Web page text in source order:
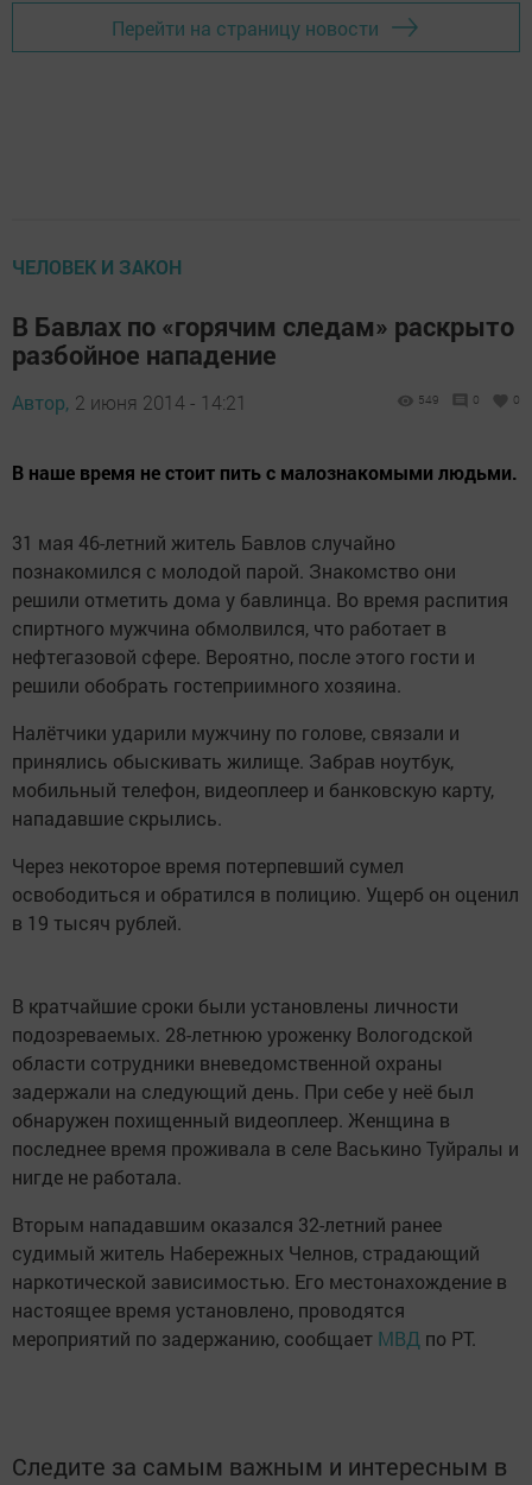
Перейти на страницу новости
ЧЕЛОВЕК И ЗАКОН
В Бавлах по «горячим следам» раскрыто
разбойное нападение
Автор, 2 июня 2014 - 14:21 549 0 0
В наше время не стоит пить с малознакомыми людьми.
31 мая 46-летний житель Бавлов случайно
познакомился с молодой парой. Знакомство они
решили отметить дома у бавлинца. Во время распития
спиртного мужчина обмолвился, что работает в
нефтегазовой сфере. Вероятно, после этого гости и
решили обобрать гостеприимного хозяина.
Налётчики ударили мужчину по голове, связали и
принялись обыскивать жилище. Забрав ноутбук,
мобильный телефон, видеоплеер и банковскую карту,
нападавшие скрылись.
Через некоторое время потерпевший сумел
освободиться и обратился в полицию. Ущерб он оценил
в 19 тысяч рублей.
В кратчайшие сроки были установлены личности
подозреваемых. 28-летнюю уроженку Вологодской
области сотрудники вневедомственной охраны
задержали на следующий день. При себе у неё был
обнаружен похищенный видеоплеер. Женщина в
последнее время проживала в селе Васькино Туйралы и
нигде не работала.
Вторым нападавшим оказался 32-летний ранее
судимый житель Набережных Челнов, страдающий
наркотической зависимостью. Его местонахождение в
настоящее время установлено, проводятся
мероприятий по задержанию, сообщает МВД по РТ.
Следите за самым важным и интересным в